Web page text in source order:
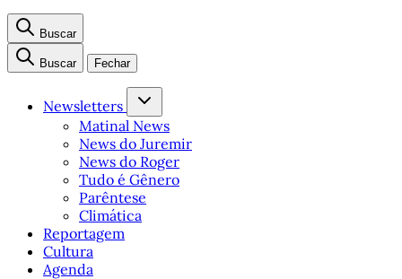
Buscar
Buscar Fechar
Newsletters
Matinal News
News do Juremir
News do Roger
Tudo é Gênero
Parêntese
Climática
Reportagem
Cultura
Agenda